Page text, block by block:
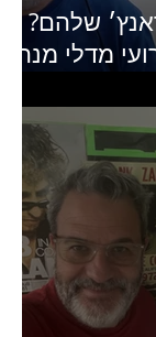
שלהם?
עם רועי מדלי מנהל